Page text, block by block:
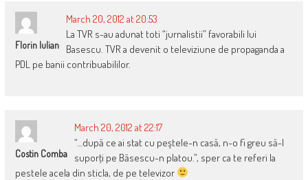
Florin Iulian
March 20, 2012 at 20:53
La TVR s-au adunat toti “jurnalistii” favorabili lui
Basescu. TVR a devenit o televiziune de propaganda a
PDL pe banii contribuabililor.
Costin Comba
March 20, 2012 at 22:17
“…după ce ai stat cu peştele-n casă, n-o fi greu să-l
suporţi pe Băsescu-n platou.”, sper ca te referi la
pestele acela din sticla, de pe televizor